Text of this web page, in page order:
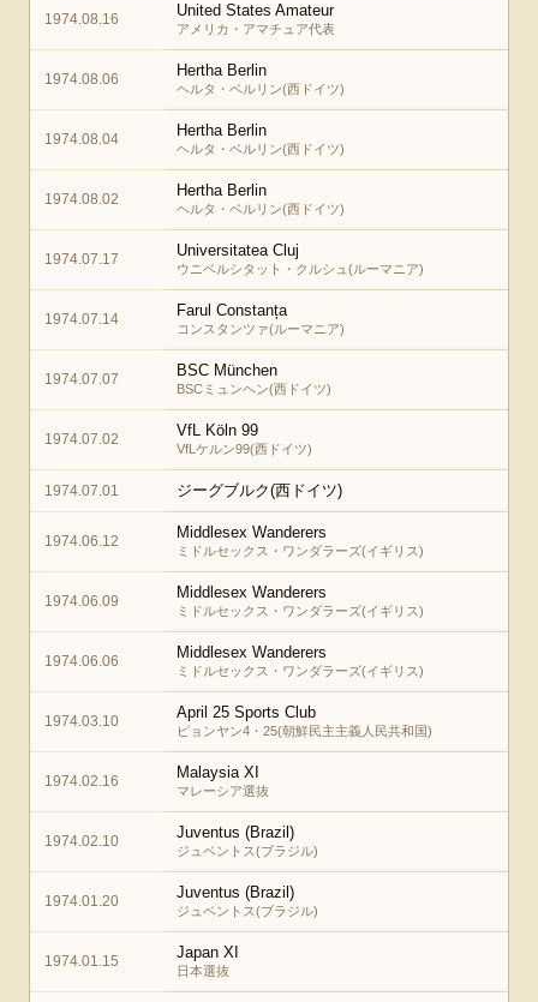
1974.08.16 United States Amateur
アメリカ・アマチュア代表
1974.08.06 Hertha Berlin
ヘルタ・ベルリン(西ドイツ)
1974.08.04 Hertha Berlin
ヘルタ・ベルリン(西ドイツ)
1974.08.02 Hertha Berlin
ヘルタ・ベルリン(西ドイツ)
1974.07.17 Universitatea Cluj
ウニベルシタット・クルシュ(ルーマニア)
1974.07.14 Farul Constanța
コンスタンツァ(ルーマニア)
1974.07.07 BSC München
BSCミュンヘン(西ドイツ)
1974.07.02 VfL Köln 99
VfLケルン99(西ドイツ)
1974.07.01 ジーグブルク(西ドイツ)
1974.06.12 Middlesex Wanderers
ミドルセックス・ワンダラーズ(イギリス)
1974.06.09 Middlesex Wanderers
ミドルセックス・ワンダラーズ(イギリス)
1974.06.06 Middlesex Wanderers
ミドルセックス・ワンダラーズ(イギリス)
1974.03.10 April 25 Sports Club
ピョンヤン4・25(朝鮮民主主義人民共和国)
1974.02.16 Malaysia XI
マレーシア選抜
1974.02.10 Juventus (Brazil)
ジュベントス(ブラジル)
1974.01.20 Juventus (Brazil)
ジュベントス(ブラジル)
1974.01.15 Japan XI
日本選抜